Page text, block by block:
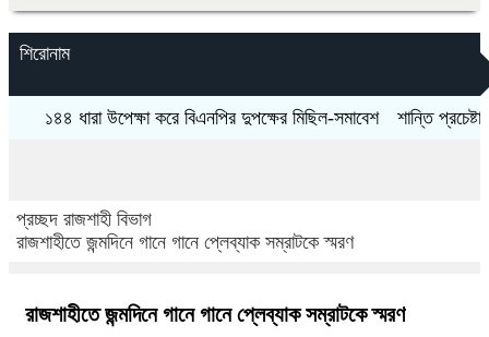
শিরোনাম
১৪৪ ধারা উপেক্ষা করে বিএনপির দুপক্ষের মিছিল-সমাবেশ শান্তি প্রচেষ্টায়
প্রচ্ছদ রাজশাহী বিভাগ
রাজশাহীতে জন্মদিনে গানে গানে প্লেব্যাক সম্রাটকে স্মরণ
রাজশাহীতে জন্মদিনে গানে গানে প্লেব্যাক সম্রাটকে স্মরণ